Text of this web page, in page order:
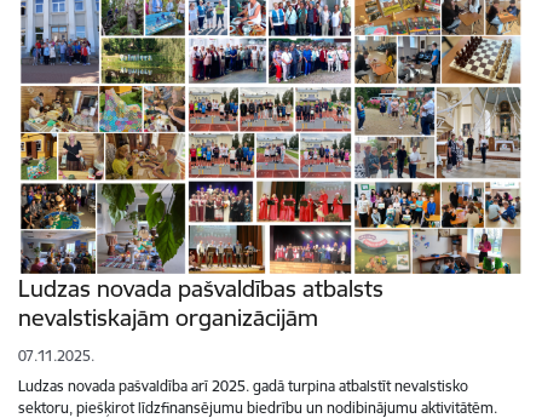
Ludzas novada pašvaldības atbalsts
nevalstiskajām organizācijām
07.11.2025.
Ludzas novada pašvaldība arī 2025. gadā turpina atbalstīt nevalstisko
sektoru, piešķirot līdzfinansējumu biedrību un nodibinājumu aktivitātēm.